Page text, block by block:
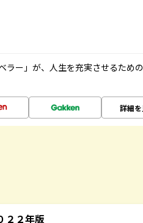
ラー」が、人生を充実させるため
詳細
２２年版